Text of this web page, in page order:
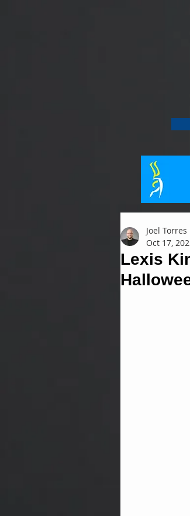
Lexis
Joel Torres
Oct 17,